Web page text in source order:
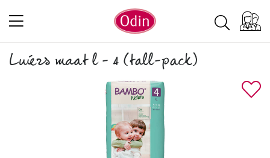
Luiers maat l - 4 (tall-pack)